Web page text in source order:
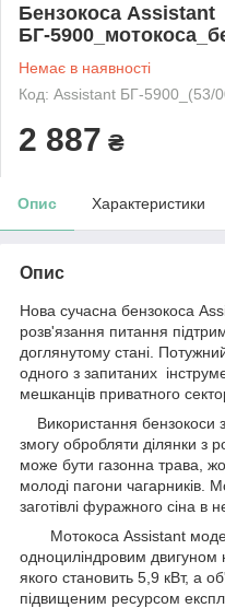
Бензокоса Assistant
БГ-
Немає в наявності
Код: Assistant БГ-5900_(53/
2 887 ₴
Опис Характеристики
Опис
Нова сучасна бензокоса
розв'язання питання
доглянутому стані.
одного з запитаних
мешканців приватного
Використання бензокоси
змогу обробляти ділянки з
може бути газонна трава,
молоді пагони чагарників.
заготівлі фуражного сіна в
Мотокоса Assistant
одноциліндровим двигуном
якого становить 5,9 кВт, а
підвищеним ресурсом